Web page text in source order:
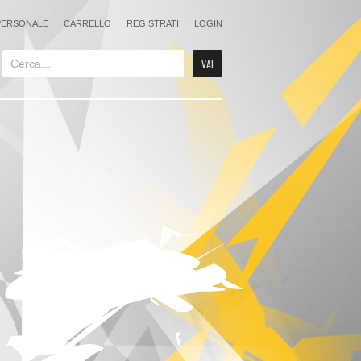
CARRELLO REGISTRATI LOGIN